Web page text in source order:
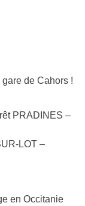
de Cahors !
PRADINES –
LOT –
en Occitanie